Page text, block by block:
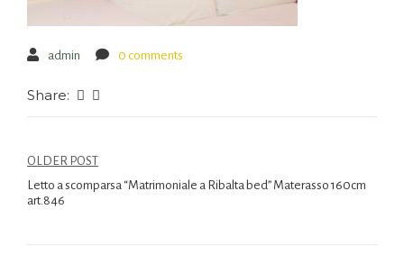
admin 0 comments
Share:
OLDER POST
Letto a scomparsa “Matrimoniale a Ribalta bed” Materasso 160cm
art.846